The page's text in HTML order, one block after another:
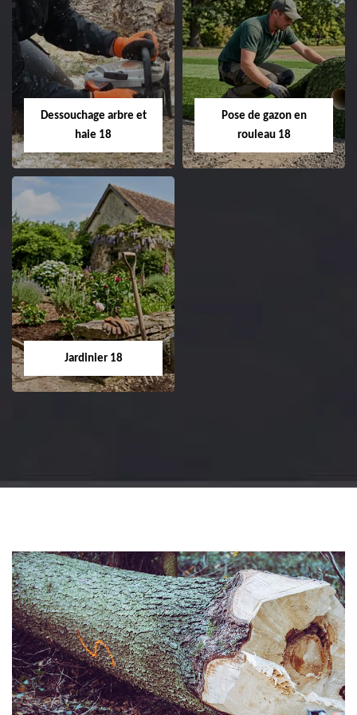
Taille de haie 18
Entreprise taille de haie
18 Cher tel:
02.52.56.49.40
Tonte et réfection
de pelouse 18
Entreprise tonte et
Cher tel: 02.52.56.49.40
Dessouchage arbre et
haie 18
Dessouchage arbre
et haie 18
Entreprise dessouchage
arbre et haie 18 Cher
Pose de gazon en
rouleau 18
Jardinier 18